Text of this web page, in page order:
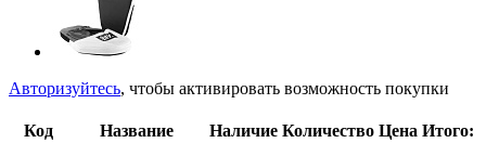
Авторизуйтесь, чтобы активировать возможность покупки
Код Название Наличие Количество Цена Итого: